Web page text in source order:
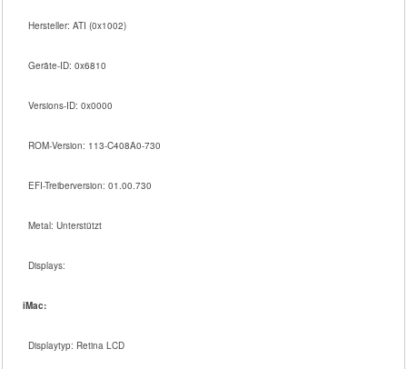
Hersteller: ATI (0x1002)
Geräte-ID: 0x6810
Versions-ID: 0x0000
ROM-Version: 113-C408A0-730
EFI-Treiberversion: 01.00.730
Metal: Unterstützt
Displays:
iMac:
Displaytyp: Retina LCD